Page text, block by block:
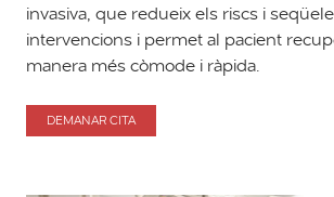
invasiva, que redueix els riscs i
intervencions i permet al pacient
manera més còmode i ràpida.
DEMANAR CITA
TRAUMATOLOGIA